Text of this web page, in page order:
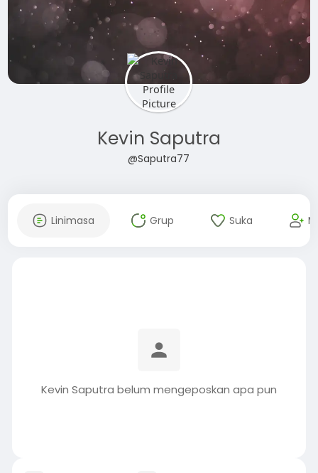
Kevin Saputra
@Saputra77
Linimasa Grup Suka
Kevin Saputra belum mengeposkan apa pun